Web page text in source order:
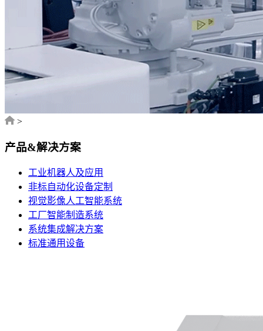
>
产品&解决方案
工业机器人及应用
非标自动化设备定制
视觉影像人工智能系统
工厂智能制造系统
系统集成解决方案
标准通用设备